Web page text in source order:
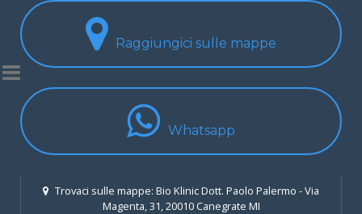
Raggiungici sulle mappe
Whatsapp
Trovaci sulle mappe: Bio Klinic Dott. Paolo Palermo - Via
Magenta, 31, 20010 Canegrate MI